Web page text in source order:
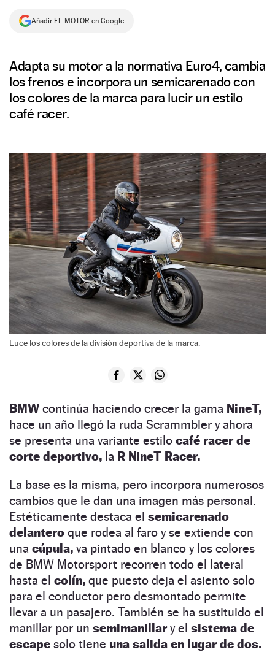
NEWSLETTER
Añadir EL MOTOR en Google
Adapta su motor a la normativa Euro4, cambia
los frenos e incorpora un semicarenado con
los colores de la marca para lucir un estilo
café racer.
Luce los colores de la división deportiva de la marca.
BMW continúa haciendo crecer la gama NineT,
hace un año llegó la ruda Scrammbler y ahora
se presenta una variante estilo café racer de
corte deportivo, la R NineT Racer.
La base es la misma, pero incorpora numerosos
cambios que le dan una imagen más personal.
Estéticamente destaca el semicarenado
delantero que rodea al faro y se extiende con
una cúpula, va pintado en blanco y los colores
de BMW Motorsport recorren todo el lateral
hasta el colín, que puesto deja el asiento solo
para el conductor pero desmontado permite
llevar a un pasajero. También se ha sustituido el
manillar por un semimanillary el sistema de
escape solo tiene una salida en lugar de dos.